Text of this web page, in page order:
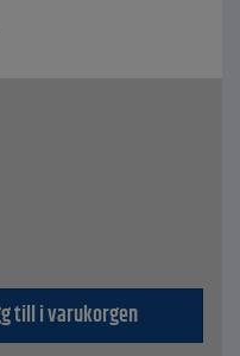
till i varukorgen